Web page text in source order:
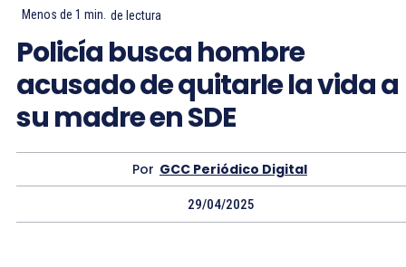
Menos de 1 min. de lectura
Policía busca hombre
acusado de quitarle la vida a
su madre en SDE
Por GCC Periódico Digital
29/04/2025